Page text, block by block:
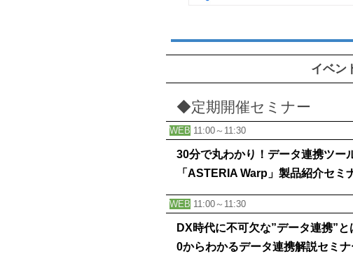
イベン
◆定期開催セミナー
WEB 11:00～11:30
30分で丸わかり！データ連携ツー
「ASTERIA Warp」製品紹介セミ
WEB 11:00～11:30
DX時代に不可欠な”データ連携”と
0からわかるデータ連携解説セミナ